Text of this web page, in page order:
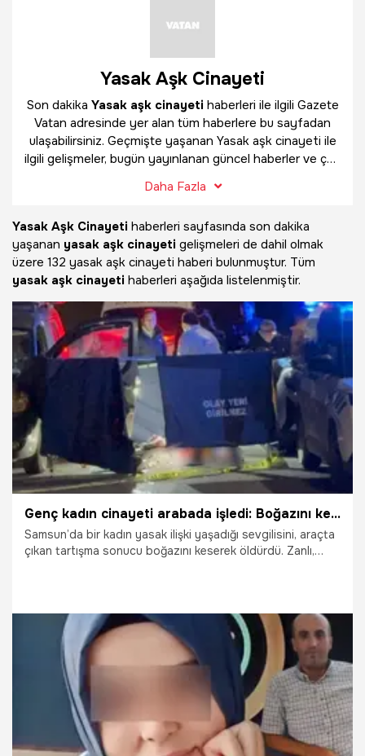
Yasak Aşk Cinayeti
Son dakika Yasak aşk cinayeti haberleri ile ilgili Gazete
Vatan adresinde yer alan tüm haberlere bu sayfadan
ulaşabilirsiniz. Geçmişte yaşanan Yasak aşk cinayeti ile
ilgili gelişmeler, bugün yayınlanan güncel haberler ve çok
bulabilirsiniz.
Daha Fazla
Yasak Aşk Cinayeti haberleri sayfasında son dakika
yaşanan yasak aşk cinayeti gelişmeleri de dahil olmak
üzere 132 yasak aşk cinayeti haberi bulunmuştur. Tüm
yasak aşk cinayeti haberleri aşağıda listelenmiştir.
Genç kadın cinayeti arabada işledi: Boğazını kesti, baltayla kafasını ezdi!
Samsun’da bir kadın yasak ilişki yaşadığı sevgilisini, araçta
çıkan tartışma sonucu boğazını keserek öldürdü. Zanlı,
25.01.2026